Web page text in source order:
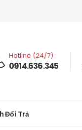
Hotline (24/7) :
0914.636.345
Đổi Trả